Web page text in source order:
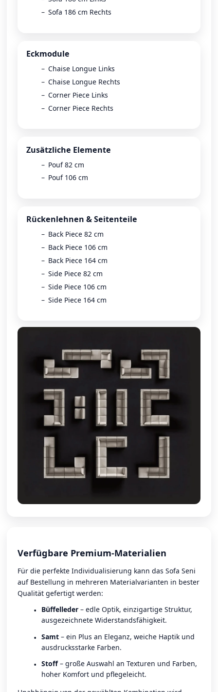
Sofa 186 cm Rechts
Eckmodule
Chaise Longue Links
Chaise Longue Rechts
Corner Piece Links
Corner Piece Rechts
Zusätzliche Elemente
Pouf 82 cm
Pouf 106 cm
Rückenlehnen & Seitenteile
Back Piece 82 cm
Back Piece 106 cm
Back Piece 164 cm
Side Piece 82 cm
Side Piece 106 cm
Side Piece 164 cm
Verfügbare Premium-Materialien
Für die perfekte Individualisierung kann das Sofa Seni
auf Bestellung in mehreren Materialvarianten in bester
Qualität gefertigt werden:
Büffelleder – edle Optik, einzigartige Struktur,
ausgezeichnete Widerstandsfähigkeit.
Samt – ein Plus an Eleganz, weiche Haptik und
ausdrucksstarke Farben.
Stoff– große Auswahl an Texturen und Farben,
hoher Komfort und pflegeleicht.